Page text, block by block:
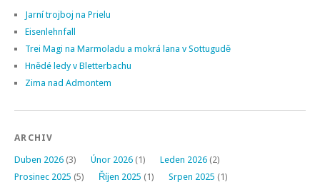
Jarní trojboj na Prielu
Eisenlehnfall
Trei Magi na Marmoladu a mokrá lana v Sottugudě
Hnědé ledy v Bletterbachu
Zima nad Admontem
ARCHIV
Duben 2026 (3) Únor 2026 (1) Leden 2026 (2)
Prosinec 2025 (5) Říjen 2025 (1) Srpen 2025 (1)